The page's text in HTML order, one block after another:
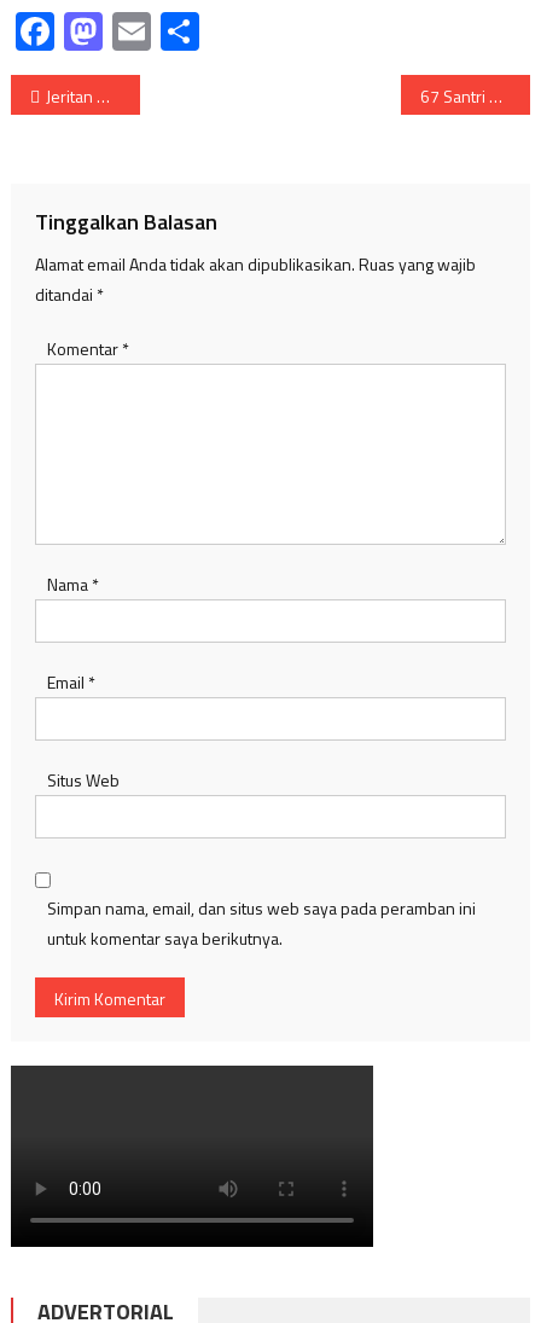
Facebook
Mastodon
Email
Navigasi
Jeritan Masnaini Si Petani Korban Mafia Tanah 67 Santri SIT Mufidatul Ilmi Wisuda Tahfidz, Wabup Harapkan Para Santri Terus Dalami Al-Qur’an
Tinggalkan Balasan
Alamat email Anda tidak akan dipublikasikan.Ruas yang wajib
ditandai *
Komentar*
Nama*
Email *
Situs Web
Simpan nama, email, dan situs web saya pada peramban ini
untuk komentar saya berikutnya.
ADVERTORIAL